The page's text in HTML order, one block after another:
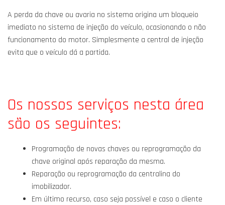
A perda da chave ou avaria no sistema origina um bloqueio
imediato no sistema de injeção do veículo, ocasionando o não
funcionamento do motor. Simplesmente a central de injeção
evita que o veículo dá a partida.
Os nossos serviços nesta área
são os seguintes:
Programação de novas chaves ou reprogramação da
chave original após reparação da mesma.
Reparação ou reprogramação da centralina do
imobilizador.
Em último recurso, caso seja possível e caso o cliente